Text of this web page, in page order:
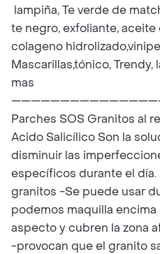
lampiña, Te verde de
te negro, exfoliante,
colageno
Mascarillas,tónico,
mas
Parches SOS Granitos al
Acido Salicílico Son la
disminuir las
específicos durante el día.
granitos -Se puede usar
podemos maquilla
aspecto y cubren la zona
-provocan que el granito